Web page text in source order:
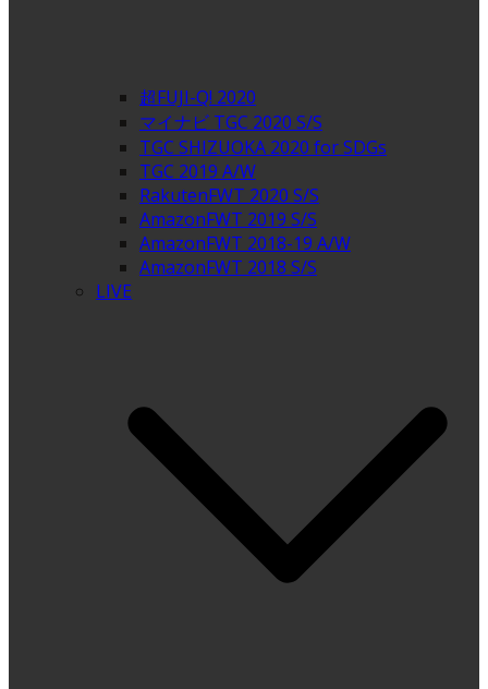
超FUJI-Q! 2020
マイナビ TGC 2020 S/S
TGC SHIZUOKA 2020 for SDGs
TGC 2019 A/W
RakutenFWT 2020 S/S
AmazonFWT 2019 S/S
AmazonFWT 2018-19 A/W
AmazonFWT 2018 S/S
LIVE